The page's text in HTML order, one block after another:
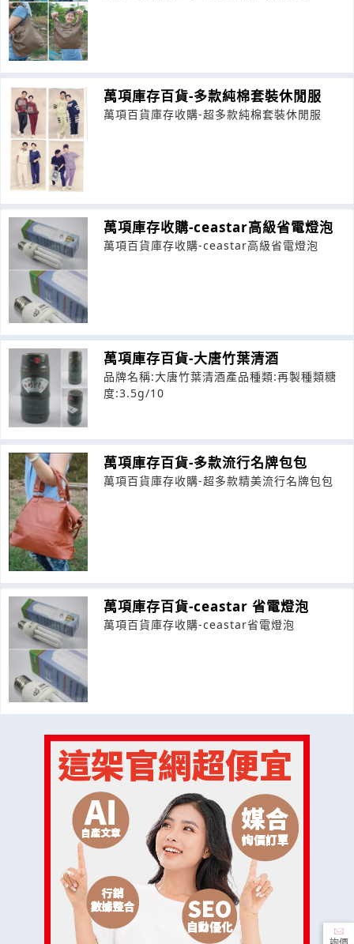
萬項庫存百貨-多款純棉套裝休閒服
萬項百貨庫存收購-超多款純棉套裝休閒服
萬項庫存收購-ceastar高級省電燈泡
萬項百貨庫存收購-ceastar高級省電燈泡
萬項庫存百貨-大唐竹葉清酒
品牌名稱:大唐竹葉清酒產品種類:再製種類糖
度:3.5g/10
萬項庫存百貨-多款流行名牌包包
萬項百貨庫存收購-超多款精美流行名牌包包
萬項庫存百貨-ceastar 省電燈泡
萬項百貨庫存收購-ceastar省電燈泡